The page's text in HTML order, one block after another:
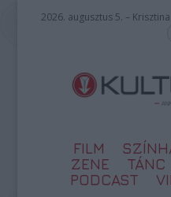
2026. augusztus 5. – Krisztina
FILM
ZENE
TÁNC
PODCAST